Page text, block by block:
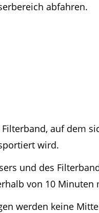
abfahren.
auf dem
wird.
und des
von 10 Minuten
werden keine